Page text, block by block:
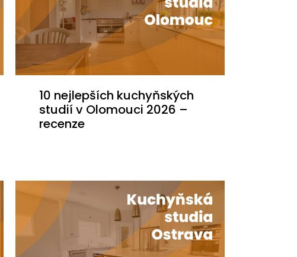
10 nejlepších kuchyňských
studií v Olomouci 2026 –⁠
recenze